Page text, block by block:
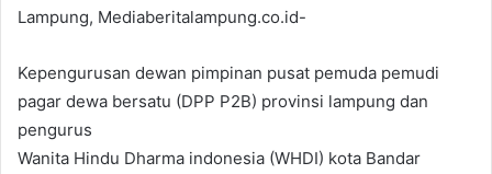
Lampung, Mediaberitalampung.co.id-
Kepengurusan dewan pimpinan pusat pemuda pemudi
pagar dewa bersatu (DPP P2B) provinsi lampung dan
pengurus
Wanita Hindu Dharma indonesia (WHDI) kota Bandar